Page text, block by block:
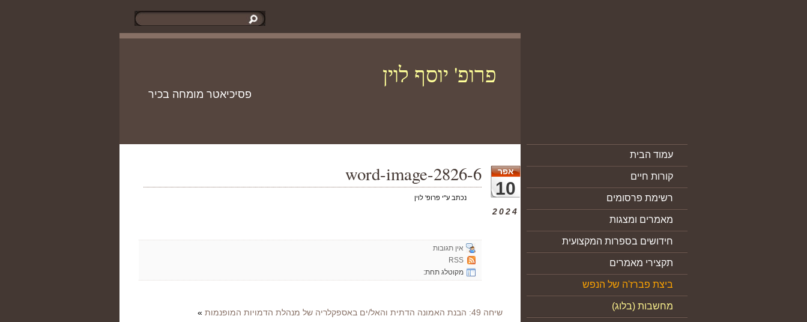
עמוד הבית
קורות חיים
רשימת פרסומים
מאמרים ומצגות
חידושים בספרות המקצועית
תקצירי מאמרים
ביצת פברז'ה של הנפש
מחשבות (בלוג)
פרופ' יוסף לוין
פסיכיאטר מומחה בכיר
אפר
10
2024
word-image-2826-6
נכתב ע"י פרופ' לוין
אין תגובות
RSS
מקוטלג תחת:
שיחה 49: הבנת האמונה הדתית והאל/ים באספקלריה של מנהלת הדמויות המופנמות »